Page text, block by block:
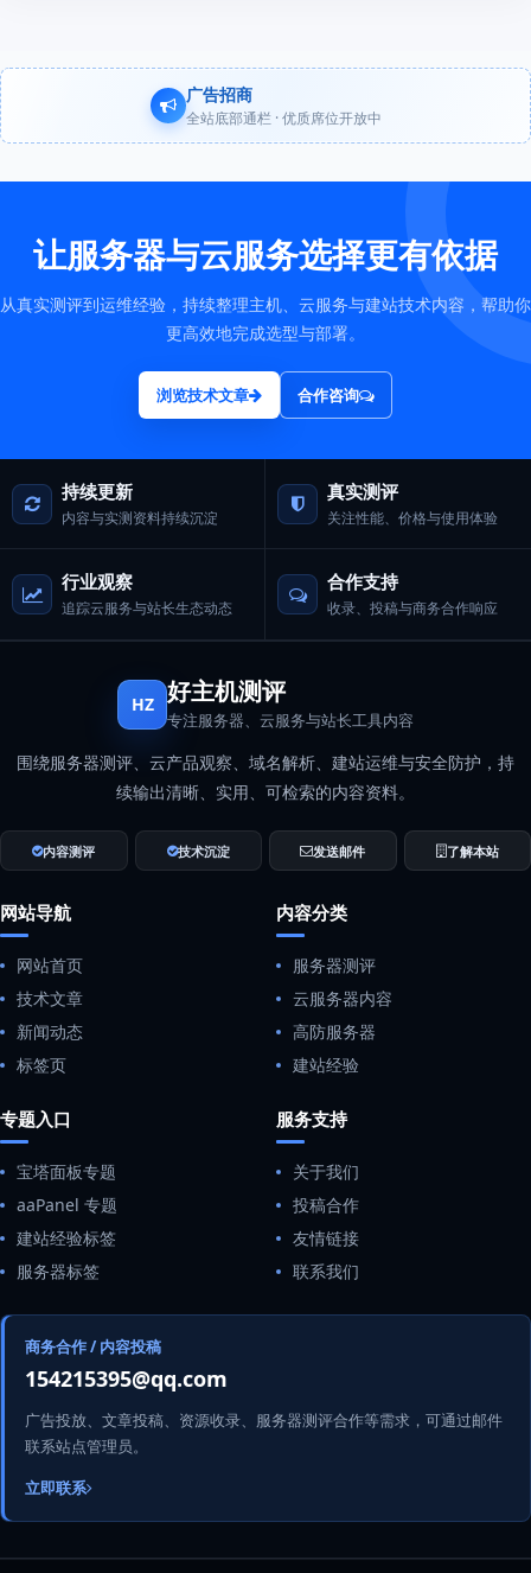
广告招商
全站底部通栏 · 优质席位开放中
让服务器与云服务选择更有依据
从真实测评到运维经验，持续整理主机、云服务与建站技术内容，帮助你
更高效地完成选型与部署。
浏览技术文章 合作咨询
持续更新
内容与实测资料持续沉淀
真实测评
关注性能、价格与使用体验
行业观察
追踪云服务与站长生态动态
合作支持
收录、投稿与商务合作响应
HZ 好主机测评
专注服务器、云服务与站长工具内容
围绕服务器测评、云产品观察、域名解析、建站运维与安全防护，持
续输出清晰、实用、可检索的内容资料。
内容测评 技术沉淀 发送邮件 了解本站
网站导航
网站首页
技术文章
新闻动态
标签页
内容分类
服务器测评
云服务器内容
高防服务器
建站经验
专题入口
宝塔面板专题
aaPanel 专题
建站经验标签
服务器标签
服务支持
关于我们
投稿合作
友情链接
联系我们
商务合作 / 内容投稿
154215395@qq.com
广告投放、文章投稿、资源收录、服务器测评合作等需求，可通过邮件
联系站点管理员。
立即联系